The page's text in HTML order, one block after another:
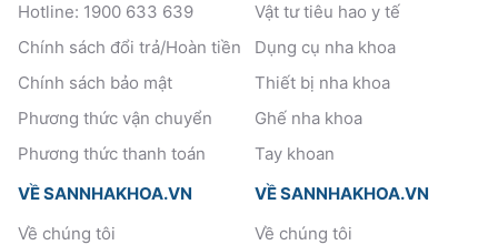
Hotline: 1900 633 639
Chính sách đổi trả/Hoàn tiền
Chính sách bảo mật
Phương thức vận chuyển
Phương thức thanh toán
Vật tư tiêu hao y tế
Dụng cụ nha khoa
Thiết bị nha khoa
Ghế nha khoa
Tay khoan
VỀ SANNHAKHOA.VN
Về chúng tôi
VỀ SANNHAKHOA.VN
Về chúng tôi